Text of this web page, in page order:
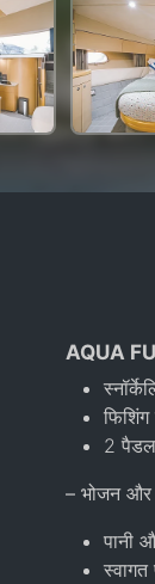
AQUA
2 पैडल
– भोजन और
पानी
स्वागत